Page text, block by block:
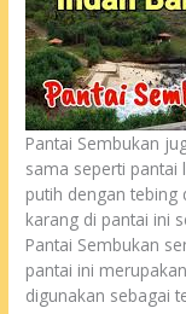
Pantai Sembukan
sama seperti pantai
putih dengan tebing
karang di pantai ini
Pantai Sembukan
pantai ini
digunakan sebagai